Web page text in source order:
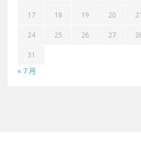
17 18 19 20 21
24 25 26 27
31
« 7 月